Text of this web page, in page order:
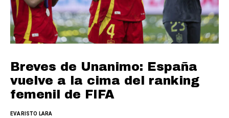
Breves de Unanimo: España
vuelve a la cima del ranking
femenil de FIFA
EVARISTO LARA